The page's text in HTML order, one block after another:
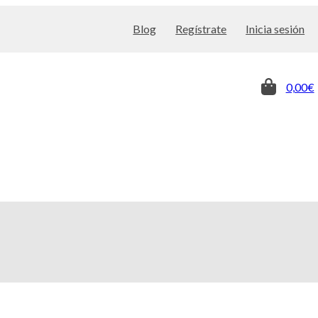
Blog Regístrate Inicia sesión
0,00€